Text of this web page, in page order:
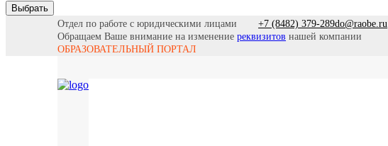
Выбрать
Отдел по работе с юридическими лицами
+7 (8482) 379-289do@raobe.ru
Обращаем Ваше внимание на изменениереквизитов нашей компании
ОБРАЗОВАТЕЛЬНЫЙ ПОРТАЛ